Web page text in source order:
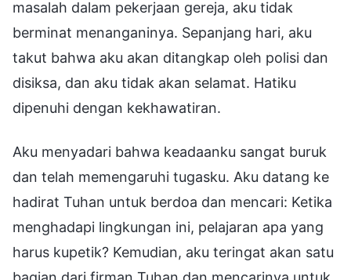
masalah dalam pekerjaan gereja, aku tidak
berminat menanganinya. Sepanjang hari, aku
takut bahwa aku akan ditangkap oleh polisi dan
disiksa, dan aku tidak akan selamat. Hatiku
dipenuhi dengan kekhawatiran.
Aku menyadari bahwa keadaanku sangat buruk
dan telah memengaruhi tugasku. Aku datang ke
hadirat Tuhan untuk berdoa dan mencari: Ketika
menghadapi lingkungan ini, pelajaran apa yang
harus kupetik? Kemudian, aku teringat akan satu